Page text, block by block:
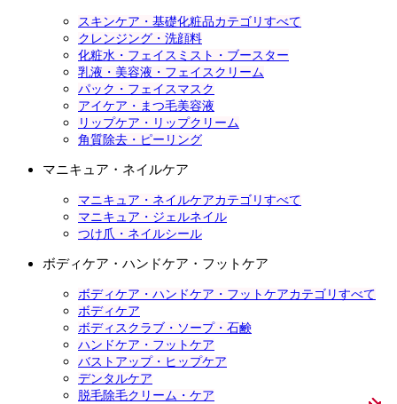
スキンケア・基礎化粧品カテゴリすべて
クレンジング・洗顔料
化粧水・フェイスミスト・ブースター
乳液・美容液・フェイスクリーム
パック・フェイスマスク
アイケア・まつ毛美容液
リップケア・リップクリーム
角質除去・ピーリング
マニキュア・ネイルケア
マニキュア・ネイルケアカテゴリすべて
マニキュア・ジェルネイル
つけ爪・ネイルシール
ボディケア・ハンドケア・フットケア
ボディケア・ハンドケア・フットケアカテゴリすべて
ボディケア
ボディスクラブ・ソープ・石鹸
ハンドケア・フットケア
バストアップ・ヒップケア
デンタルケア
脱毛除毛クリーム・ケア